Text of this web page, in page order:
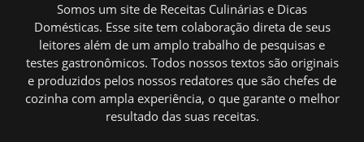
Somos um site de Receitas Culinárias e Dicas
Domésticas. Esse site tem colaboração direta de seus
leitores além de um amplo trabalho de pesquisas e
testes gastronômicos. Todos nossos textos são originais
e produzidos pelos nossos redatores que são chefes de
cozinha com ampla experiência, o que garante o melhor
resultado das suas receitas.